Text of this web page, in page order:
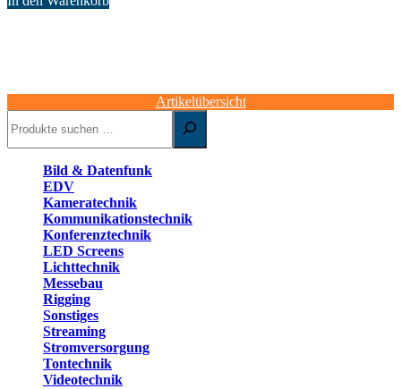
Artikelübersicht
Bild & Datenfunk
EDV
Kameratechnik
Kommunikationstechnik
Konferenztechnik
LED Screens
Lichttechnik
Messebau
Rigging
Sonstiges
Streaming
Stromversorgung
Tontechnik
Videotechnik